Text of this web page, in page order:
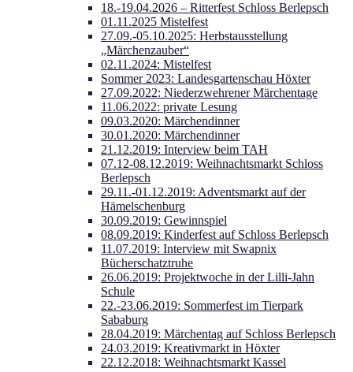
18.-19.04.2026 – Ritterfest Schloss Berlepsch
01.11.2025 Mistelfest
27.09.-05.10.2025: Herbstausstellung
„Märchenzauber“
02.11.2024: Mistelfest
Sommer 2023: Landesgartenschau Höxter
27.09.2022: Niederzwehrener Märchentage
11.06.2022: private Lesung
09.03.2020: Märchendinner
30.01.2020: Märchendinner
21.12.2019: Interview beim TAH
07.12-08.12.2019: Weihnachtsmarkt Schloss
Berlepsch
29.11.-01.12.2019: Adventsmarkt auf der
Hämelschenburg
30.09.2019: Gewinnspiel
08.09.2019: Kinderfest auf Schloss Berlepsch
11.07.2019: Interview mit Swapnix
Bücherschatztruhe
26.06.2019: Projektwoche in der Lilli-Jahn
Schule
22.-23.06.2019: Sommerfest im Tierpark
Sababurg
28.04.2019: Märchentag auf Schloss Berlepsch
24.03.2019: Kreativmarkt in Höxter
22.12.2018: Weihnachtsmarkt Kassel